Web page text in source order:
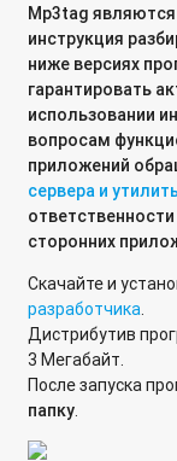
Подключение к
операционной
Подключение к
операционной
Если системный
работа NAS?
Почему
отображаются в
Настройка
Где хранятся
сетевого
Подключение
Mp3tag
инструкция
ниже версиях
гарантировать
использовании
вопросам
приложений
сервера и
сторонних
Скачайте и
разработчика.
Дистрибутив
3 Мегабайт.
После запуска
папку.